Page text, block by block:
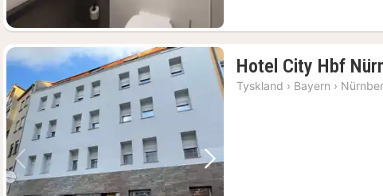
Forrige bilde Neste bilde
Hotel City Hbf
Tyskland › Bayern ›